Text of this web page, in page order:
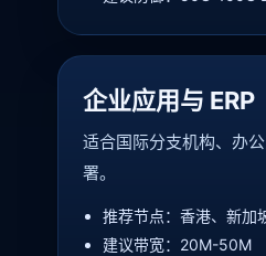
企业应用与 ERP
适合国际分支机构、办
署。
推荐节点：香港、新加
建议带宽：20M-50M